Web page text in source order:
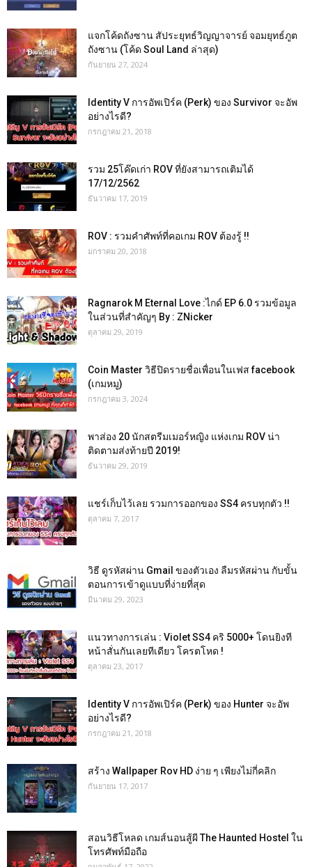
แจกโค้ดถังซาน สัประยุทธ์วิญญาจารย์ จอมยุทธ์ภูต
ถังซาน (โค้ด Soul Land ล่าสุด)
กันยายน 27, 2024
Identity V การอัพเปิร์ค (Perk) ของ Survivor จะอัพ
อย่างไรดี?
กรกฎาคม 21, 2018
รวม 25โค๊ดเก่า ROV ที่ยังสามารถเติมได้
17/12/2562
ธันวาคม 17, 2019
ROV : รวมคำศัพท์ที่คอเกม ROV ต้องรู้ !!
มกราคม 20, 2018
Ragnarok M Eternal Love :ไกด์ EP 6.0 รวมข้อมูล
ในส่วนที่สำคัญๆ By : ZNicker
ตุลาคม 29, 2019
Coin Master วิธีปิดรายชื่อเพื่อนในเฟส facebook
(เกมหมู)
กรกฎาคม 3, 2024
พาส่อง 20 นักสตรีมเมอร์หญิง แห่งเกม ROV น่า
ติดตามส่งท้ายปี 2019!
ธันวาคม 29, 2019
แชร์เก็บไว้เลย รวมการออกของ SS4 ครบทุกตัว !!
ตุลาคม 7, 2017
วิธี ดูรหัสผ่าน Gmail ของตัวเอง ลืมรหัสผ่าน กับขั้น
ตอนการเข้าดูแบบที่ง่ายที่สุด
มีนาคม 29, 2023
แนวทางการเล่น : Violet SS4 คริ 5000+ โดนยิงที
หน้าสั่นกันเลยทีเดียว โครตโหด !
ตุลาคม 23, 2017
Identity V การอัพเปิร์ค (Perk) ของ Hunter จะอัพ
อย่างไรดี?
กรกฎาคม 21, 2018
สร้าง Wallpaper Rov HD ง่าย ๆ เพียงไม่กี่คลิก
กันยายน 17, 2017
สอนวิธีโหลด เกมส์นอนสู้ผี The Haunted Hostel ใน
โทรศัพท์มือถือ